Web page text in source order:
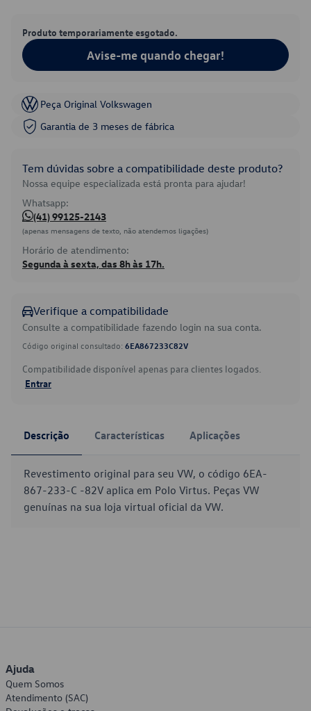
Produto temporariamente esgotado.
Avise-me quando chegar!
Peça Original Volkswagen
Garantia de 3 meses de fábrica
Tem dúvidas sobre a compatibilidade deste produto?
Nossa equipe especializada está pronta para ajudar!
Whatsapp:
(41) 99125-2143
(apenas mensagens de texto, não atendemos ligações)
Horário de atendimento:
Segunda à sexta, das 8h às 17h.
Verifique a compatibilidade
Consulte a compatibilidade fazendo login na sua conta.
Código original consultado: 6EA867233C82V
Compatibilidade disponível apenas para clientes logados.
Entrar
Descrição Características Aplicações
Revestimento original para seu VW, o código 6EA-
867-233-C -82V aplica em Polo Virtus. Peças VW
genuínas na sua loja virtual oficial da VW.
Ajuda
Quem Somos
Atendimento (SAC)